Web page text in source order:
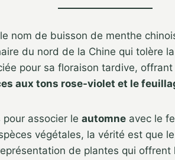
nom de buisson de menthe
du nord de la Chine qui tolère
pour sa floraison tardive, offrant
aux tons rose-violet et le
associer le automne avec le
végétales, la vérité est que
de plantes qui offrent